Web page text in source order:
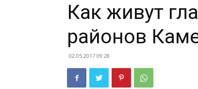
Как живут
районов
02.05.2017 09:28